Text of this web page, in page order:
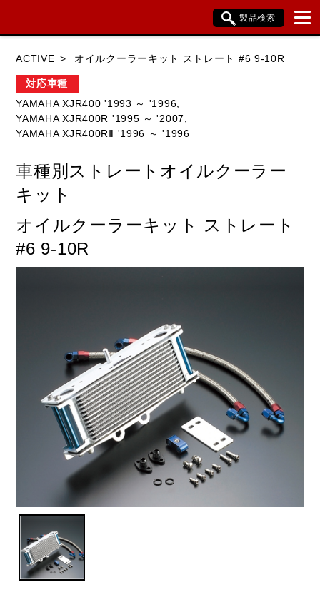
製品検索
HONDA YAMAHA SUZUKI
HARLEY DAVIDSON
ACTIVE オイルクーラーキット ストレート #6 9-10R
対応車種
YAMAHA XJR400 '1993 ～ '1996,
YAMAHA XJR400R '1995 ～ '2007,
YAMAHA XJR400RⅡ '1996 ～ '1996
車種別ストレートオイルクーラー
キット
オイルクーラーキット ストレート
#6 9-10R